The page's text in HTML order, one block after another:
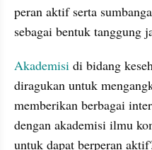
peran aktif serta
sebagai bentuk tanggung
Akademisi di bidang
diragukan untuk
memberikan berbagai
dengan akademisi ilmu
untuk dapat berperan